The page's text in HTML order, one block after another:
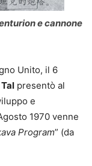
e cannone
Unito, il 6
presentò al
e
1970 venne
Program” (da